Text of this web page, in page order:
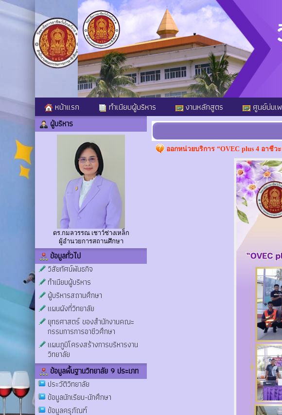
หน้าแรก ทำเนียบผู้บริหาร งานหลักสูตร ศูนย์บ่มเ
ผู้บริหาร
ดร.กมลวรรณ เชาว์ช่างเหล็ก
ผู้อำนวยการสถานศึกษา
ข้อมูลทั่วไป
วิสัยทัศน์พันธกิจ
ทำเนียบผู้บริหาร
ผู้บริหารสถานศึกษา
แผนผังที่วิทยาลัย
ยุทธศาสตร์ ของสำนักงานคณะ
กรรมการการอาชีวศึกษา
แผนภูมิโครงสร้างการบริหารงาน
วิทยาลัย
ข้อมูลพื้นฐานวิทยาลัย 9 ประเภท
ประวัติวิทยาลัย
ข้อมูลนักเรียน-นักศึกษา
ข้อมูลครุภัณฑ์
ออกหน่วยบริการ “OVEC plus 4 อาชี